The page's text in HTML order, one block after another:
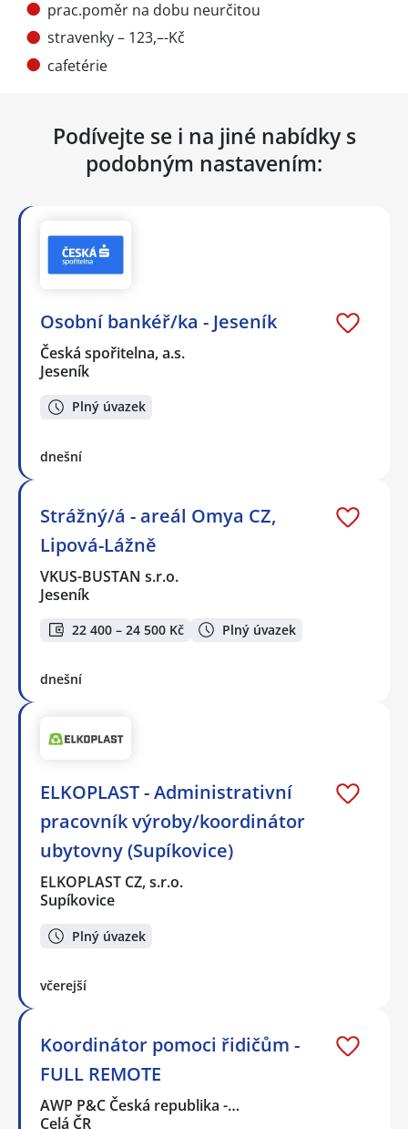
prac.poměr na dobu neurčitou
stravenky – 123,–-Kč
cafetérie
Podívejte se i na jiné nabídky s
podobným nastavením:
Osobní bankéř/ka - Jeseník
Česká spořitelna, a.s.
Jeseník
Plný úvazek
dnešní
Strážný/á - areál Omya CZ,
Lipová-Lážně
VKUS-BUSTAN s.r.o.
Jeseník
22 400 – 24 500 Kč Plný úvazek
dnešní
ELKOPLAST - Administrativní
pracovník výroby/koordinátor
ubytovny (Supíkovice)
ELKOPLAST CZ, s.r.o.
Supíkovice
Plný úvazek
včerejší
Koordinátor pomoci řidičům -
FULL REMOTE
AWP P&C Česká republika -…
Celá ČR